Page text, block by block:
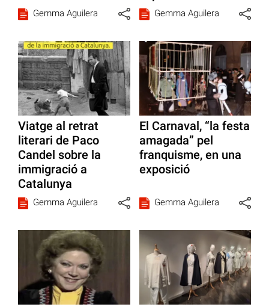
Gemma Aguilera Gemma Aguilera
Viatge al retrat
literari de Paco
Candel sobre la
immigració a
Catalunya
Gemma Aguilera
El Carnaval, “la festa
amagada” pel
franquisme, en una
exposició
Gemma Aguilera